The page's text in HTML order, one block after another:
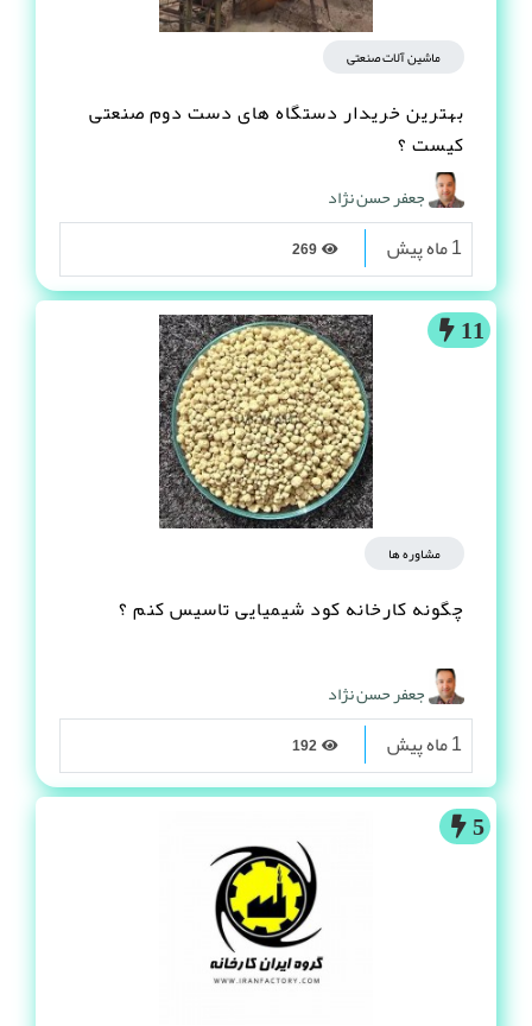
ماشین آلات صنعتی
بهترین خریدار دستگاه های دست دوم صنعتی
کیست ؟
جعفر حسن نژاد
1 ماه پیش
11
مشاوره ها
چگونه کارخانه کود شیمیایی تاسیس کنم ؟
جعفر حسن نژاد
1 ماه پیش
5